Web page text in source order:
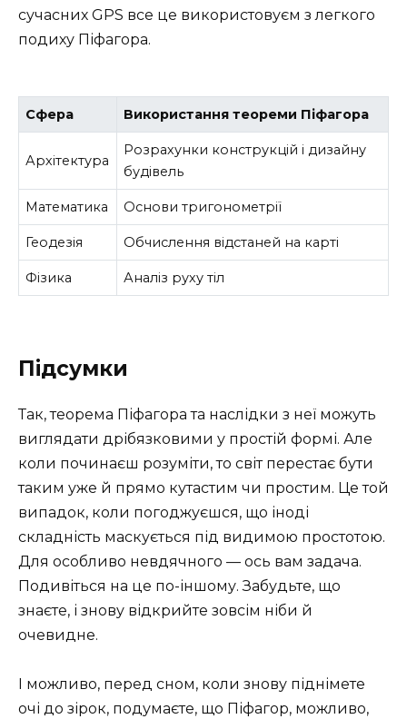
сучасних GPS все це використовуєм з легкого
подиху Піфагора.
Сфера Використання теореми Піфагора
Архітектура
Розрахунки конструкцій і дизайну
будівель
Математика Основи тригонометрії
Геодезія Обчислення відстаней на карті
Фізика Аналіз руху тіл
Підсумки
Так, теорема Піфагора та наслідки з неї можуть
виглядати дрібязковими у простій формі. Але
коли починаєш розуміти, то світ перестає бути
таким уже й прямо кутастим чи простим. Це той
випадок, коли погоджуєшся, що іноді
складність маскується під видимою простотою.
Для особливо невдячного — ось вам задача.
Подивіться на це по-іншому. Забудьте, що
знаєте, і знову відкрийте зовсім ніби й
очевидне.
І можливо, перед сном, коли знову піднімете
очі до зірок, подумаєте, що Піфагор, можливо,